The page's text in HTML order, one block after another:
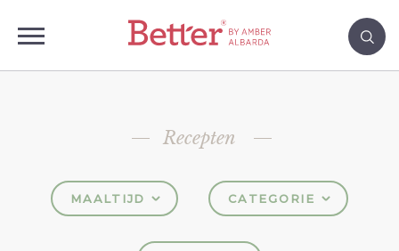
Recepten
MAALTIJD CATEGORIE